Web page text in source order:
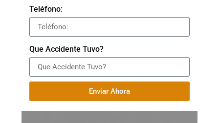
Teléfono:
Que Accidente Tuvo?
Enviar Ahora